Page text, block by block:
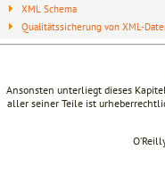
XML Schema
Qualitätssicherung von XML-
Ansonsten unterliegt dieses
aller seiner Teile ist